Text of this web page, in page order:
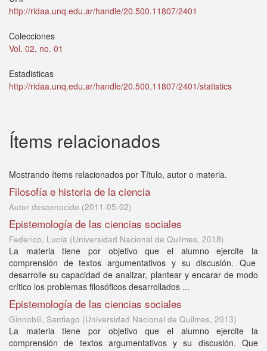
http://ridaa.unq.edu.ar/handle/20.500.11807/2401
Colecciones
Vol. 02, no. 01
Estadisticas
http://ridaa.unq.edu.ar/handle/20.500.11807/2401/statistics
Ítems relacionados
Mostrando ítems relacionados por Título, autor o materia.
Filosofía e historia de la ciencia
Autor desconocido (2011-05-02)
Epistemología de las ciencias sociales
Federico, Lucía (Universidad Nacional de Quilmes, 2018)
La materia tiene por objetivo que el alumno ejercite la
comprensión de textos argumentativos y su discusión. Que
desarrolle su capacidad de analizar, plantear y encarar de modo
crítico los problemas filosóficos desarrollados ...
Epistemología de las ciencias sociales
Ginnobili, Santiago (Universidad Nacional de Quilmes, 2013)
La materia tiene por objetivo que el alumno ejercite la
comprensión de textos argumentativos y su discusión. Que